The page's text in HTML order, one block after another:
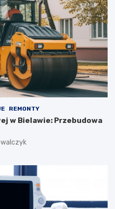
REMONTY
w Bielawie: Przebudowa